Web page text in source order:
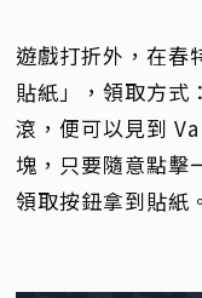
遊戲打折外，在春
貼紙」，領取方式
滾，便可以見到
塊，只要隨意點擊
領取按鈕拿到貼紙。